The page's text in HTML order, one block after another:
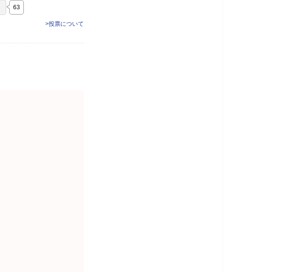
63
>投票について